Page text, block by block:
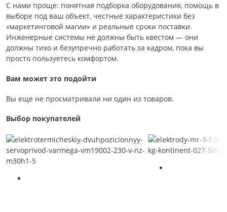
С нами проще: понятная подборка оборудования, помощь в
выборе под ваш объект, честные характеристики без
«маркетинговой магии» и реальные сроки поставки.
Инженерные системы не должны быть квестом — они
должны тихо и безупречно работать за кадром, пока вы
просто пользуетесь комфортом.
Вам может это подойти
Вы еще не просматривали ни один из товаров.
Выбор покупателей